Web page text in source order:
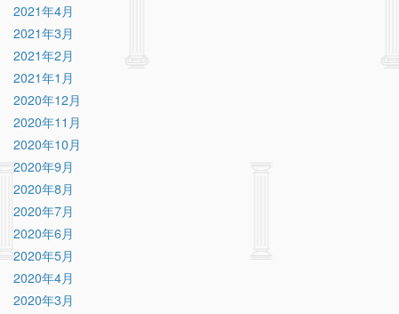
2021年4月
2021年3月
2021年2月
2021年1月
2020年12月
2020年11月
2020年10月
2020年9月
2020年8月
2020年7月
2020年6月
2020年5月
2020年4月
2020年3月